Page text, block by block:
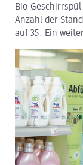
Lehre bei dm
Arbeiten bei dm
dm Logistik
dm Online Shop
PAYBACK
Über dm
Pressekontakt
Bio-
Anzahl der
auf 35. Ein